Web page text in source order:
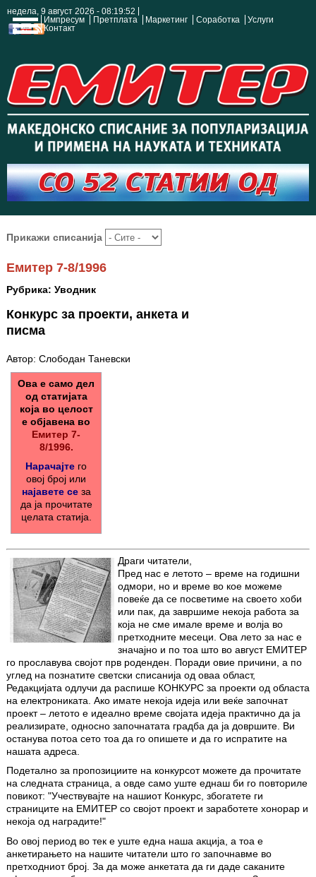
недела, 9 август 2026 - 08:19:53
Импресум
Претплата Маркетинг Соработка
Услуги
Контакт
Прикажи списанија
Емитер 7-8/1996
Рубрика: Уводник
Конкурс за проекти, анкета и
писма
Автор: Слободан Таневски
Ова е само дел
од статијата
која во целост
е објавена во
Емитер 7-
8/1996.
Нарачајте го
овој број или
најавете сеза
да ја прочитате
целата статија.
Драги читатели,
Пред нас е летото – време на годишни
одмори, но и време во кое можеме
повеќе да се посветиме на своето хоби
или пак, да завршиме некоја работа за
која не сме имале време и волја во
претходните месеци. Ова лето за нас е
значајно и по тоа што во август ЕМИТЕР
го прославува својот прв роденден. Поради овие причини, а по
углед на познатите светски списанија од оваа област,
Редакцијата одлучи да распише КОНКУРС за проекти од областа
на електрониката. Ако имате некоја идеја или веќе започнат
проект – летото е идеално време својата идеја практично да ја
реализирате, односно започнатата градба да ја довршите. Ви
останува потоа сето тоа да го опишете и да го испратите на
нашата адреса.
Подетално за пропозициите на конкурсот можете да прочитате
на следната страница, а овде само уште еднаш би го повториле
повикот: "Учествувајте на нашиот Конкурс, збогатете ги
страниците на ЕМИТЕР со својот проект и заработете хонорар и
некоја од наградите!"
Во овој период во тек е уште една наша акција, а тоа е
анкетирањето на нашите читатели што го започнавме во
претходниот број. За да може анкетата да ги даде саканите